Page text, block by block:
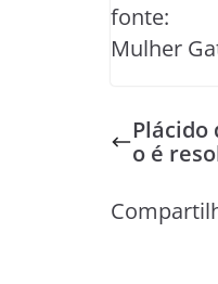
fonte:
Mulher
Plácido
o é